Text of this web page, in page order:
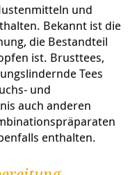
und
Bekannt ist die
die Bestandteil
ist. Brusttees,
Tees
und
auch anderen
enthalten.